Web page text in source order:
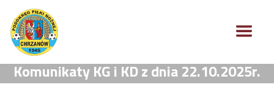
Komunikaty KG i KD z dnia 22.10.2025r.